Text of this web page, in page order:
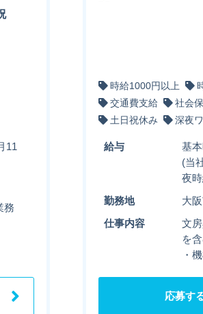
11
務
時給1000円以上
交通費支給
社会
土日祝休み
深夜
給与
基
(当
夜
勤務地 大
仕事内容
文
を
・
応募す